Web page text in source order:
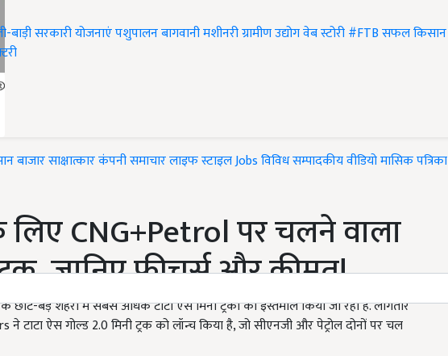
बाड़ीसरकारी योजनाएंपशुपालनबागवानीमशीनरीग्रामीण उद्योगवेब स्टोरी#FTBसफल किसान
बाजारसाक्षात्कारकंपनी समाचारलाइफ स्टाइलJobsविविधसम्पादकीयवीडियोमासिक पत्रिका
CNG+Petrol पर चलने वाला
जानिए फीचर्स और कीमत!
बड़े शहरों में सबसे अधिक टाटा ऐस मिनी ट्रकों का इस्तेमाल किया जा रहा है. लागतार
टाटा ऐस गोल्ड 2.0 मिनी ट्रक को लॉन्च किया है, जो सीएनजी और पेट्रोल दोनों पर चल